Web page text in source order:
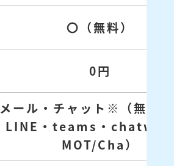
〇（無料）
0円
メール・チャット※（無料
LINE・teams・
MOT/Cha）